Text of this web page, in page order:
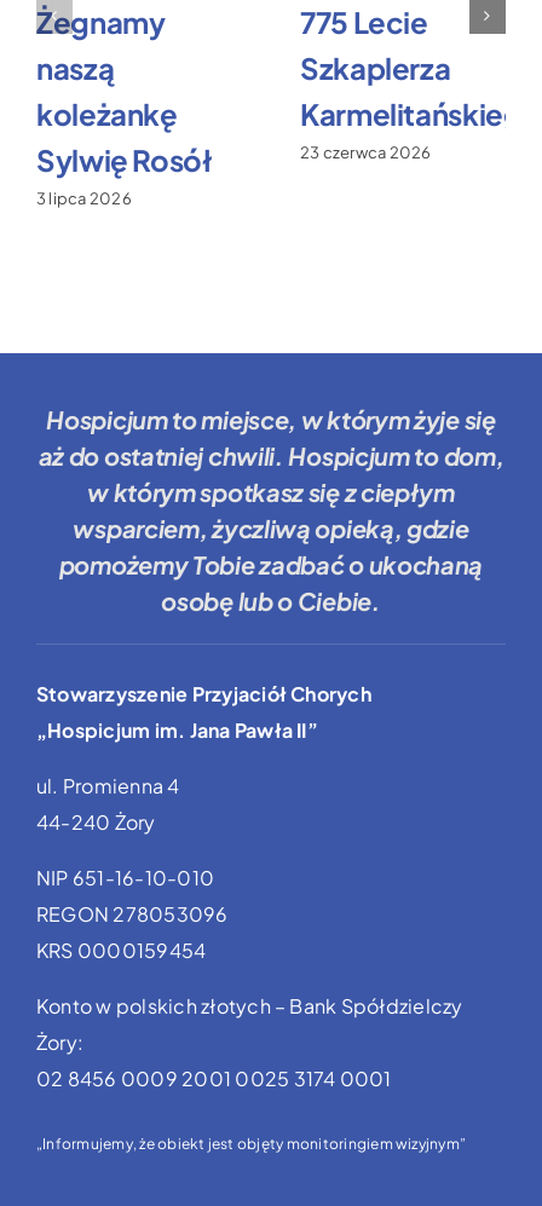
Żegnamy
naszą
koleżankę
Sylwię Rosół
3 lipca 2026
775 Lecie
Szkaplerza
Karmelitańskiego
23 czerwca 2026
Hospicjum to miejsce, w którym żyje się
aż do ostatniej chwili. Hospicjum to dom,
w którym spotkasz się z ciepłym
wsparciem, życzliwą opieką, gdzie
pomożemy Tobiezadbać o ukochaną
osobę lub o Ciebie.
Stowarzyszenie Przyjaciół Chorych
„Hospicjum im. Jana Pawła II”
ul. Promienna 4
44-240 Żory
NIP 651-16-10-010
REGON 278053096
KRS 0000159454
Konto w polskich złotych – Bank Spółdzielczy
Żory:
02 8456 0009 2001 0025 3174 0001
„Informujemy, że obiekt jest objęty monitoringiem wizyjnym”